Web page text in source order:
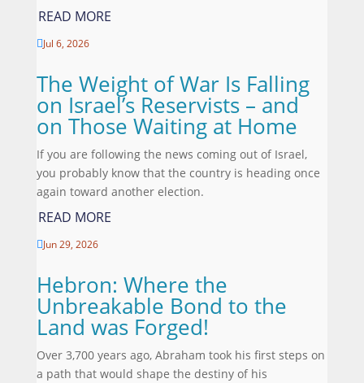
READ MORE
Jul 6, 2026
The Weight of War Is Falling
on Israel’s Reservists – and
on Those Waiting at Home
If you are following the news coming out of Israel,
you probably know that the country is heading once
again toward another election.
READ MORE
Jun 29, 2026
Hebron: Where the
Unbreakable Bond to the
Land was Forged!
Over 3,700 years ago, Abraham took his first steps on
a path that would shape the destiny of his